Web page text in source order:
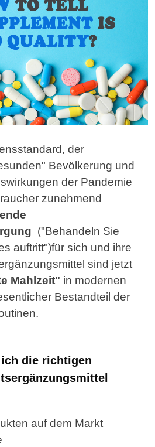
der
Bevölkerung und
der Pandemie
zunehmend
("Behandeln Sie
auftritt")für sich und ihre
sind jetzt
Mahlzeit" in modernen
Bestandteil der
die richtigen
auf dem Markt